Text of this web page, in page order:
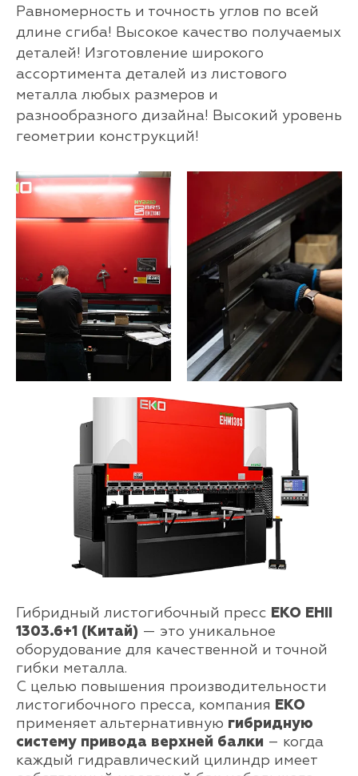
Равномерность и точность углов по всей
длине сгиба! Высокое качество получаемых
деталей! Изготовление широкого
ассортимента деталей из листового
металла любых размеров и
разнообразного дизайна! Высокий уровень
геометрии конструкций!
Гибридный листогибочный пресс EKO EHII
1303.6+1 (Китай) — это уникальное
оборудование для качественной и точной
гибки металла.
С целью повышения производительности
листогибочного пресса, компания
ЕКО
применяет альтернативную гибридную
систему привода верхней балки – когда
каждый гидравлический цилиндр имеет